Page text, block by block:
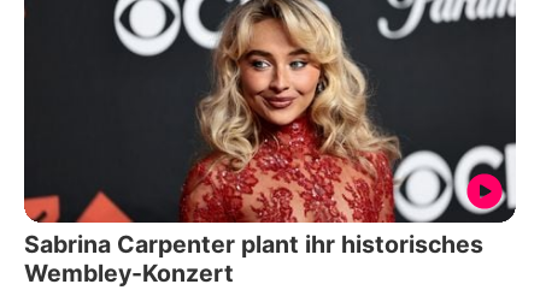
Sabrina Carpenter plant ihr historisches
Wembley-Konzert